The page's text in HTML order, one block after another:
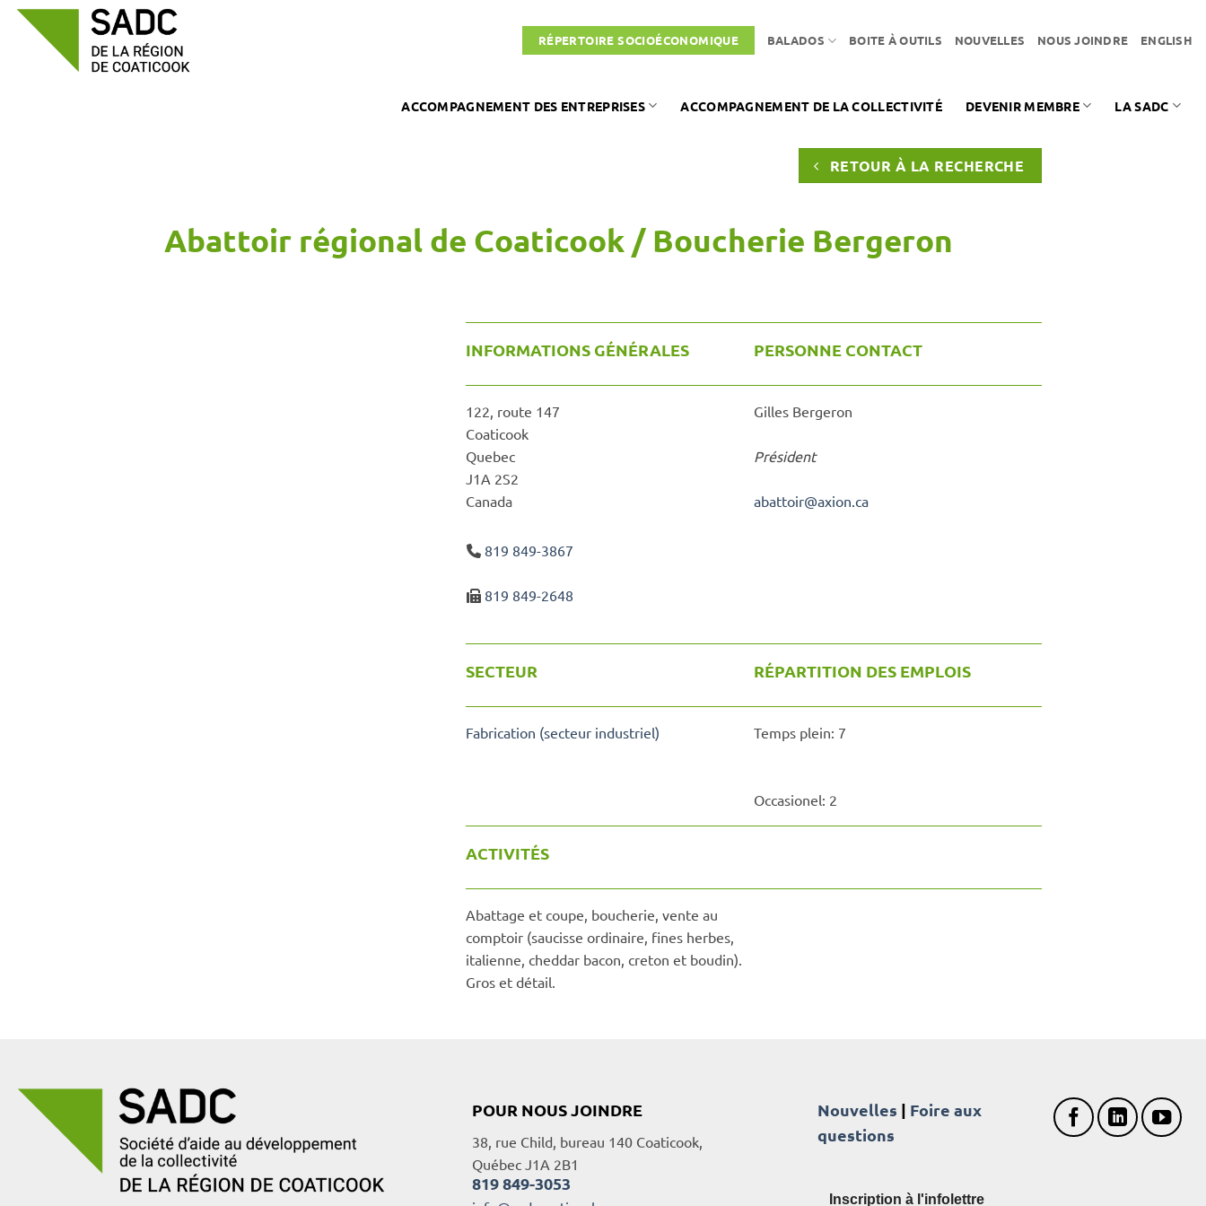
Passer
RÉPERTOIRE SOCIOÉCONOMIQUE BALADOS BOITE À OUTILS NOUVELLES NOUS JOINDRE ENGLISH
ACCOMPAGNEMENT DES ENTREPRISES ACCOMPAGNEMENT DE LA COLLECTIVITÉ DEVENIR MEMBRE LA SADC
RETOUR À LA RECHERCHE
Abattoir régional de Coaticook / Boucherie Bergeron
INFORMATIONS GÉNÉRALES PERSONNE CONTACT
122, route 147
Coaticook
Quebec
J1A 2S2
Canada
819 849-3867
819 849-2648
Gilles Bergeron
Président
abattoir@axion.ca
SECTEUR RÉPARTITION DES EMPLOIS
Fabrication (secteur industriel) Temps plein: 7
Occasionel: 2
ACTIVITÉS
Abattage et coupe, boucherie, vente au
comptoir (saucisse ordinaire, fines herbes,
italienne, cheddar bacon, creton et boudin).
Gros et détail.
POUR NOUS JOINDRE
38, rue Child, bureau 140 Coaticook,
Québec J1A 2B1
819 849-3053
Nouvelles | Foire aux
questions
Inscription à l'infolettre